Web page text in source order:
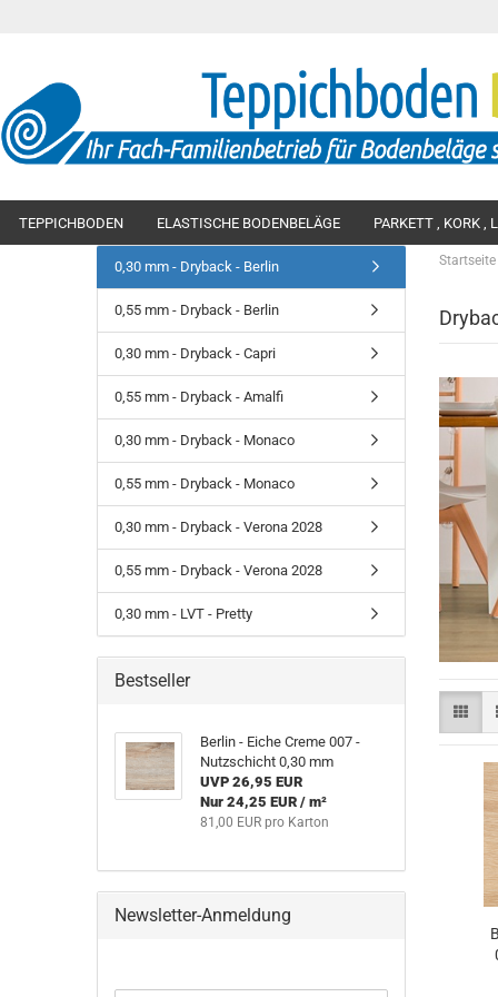
TEPPICHBODEN
GIRLOON ® INFLOOR
Teppichboden - Schlinge
Teppichboden - Velours
Teppichboden - Saxony
Fliesen - Tretford - Interland
Fliesen - Tretford - Interlife
Nadelvlies NV 300
ELASTISCHE BODENBELÄGE
Vinyl - Belag - Stabil - Basic
Vinyl - Belag - Stabil - Plus
Vinyl - Belag - Texstyle - Strong
Vinyl - Belag - Texstyle - Light
Vinyl - Belag - Twins Basic
Vinyl - Belag - Twins Classic
Click -
Click -
Click -
Click -
Click -
Click -
Click -
Click -
Click -
PARKETT , KORK ,
Parkett - Arcade
Parkett - Lifetime
Startseite
0,30 mm - Dryback - Berlin
0,55 mm - Dryback - Berlin
0,30 mm - Dryback - Capri
0,55 mm - Dryback - Amalfi
0,30 mm - Dryback - Monaco
0,55 mm - Dryback - Monaco
0,30 mm - Dryback - Verona 2028
0,55 mm - Dryback - Verona 2028
0,30 mm - LVT - Pretty
Bestseller
Berlin - Eiche Creme 007 -
Nutzschicht 0,30 mm
UVP 26,95 EUR
Nur 24,25 EUR / m²
81,00 EUR pro Karton
Newsletter-Anmeldung